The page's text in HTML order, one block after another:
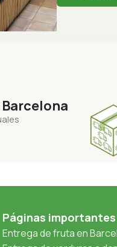
Páginas importantes
Entrega de fruta en